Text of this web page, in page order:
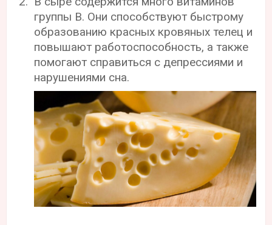
группы В. Они способствуют быстрому
образованию красных кровяных телец и
повышают работоспособность, а также
помогают справиться с депрессиями и
нарушениями сна.